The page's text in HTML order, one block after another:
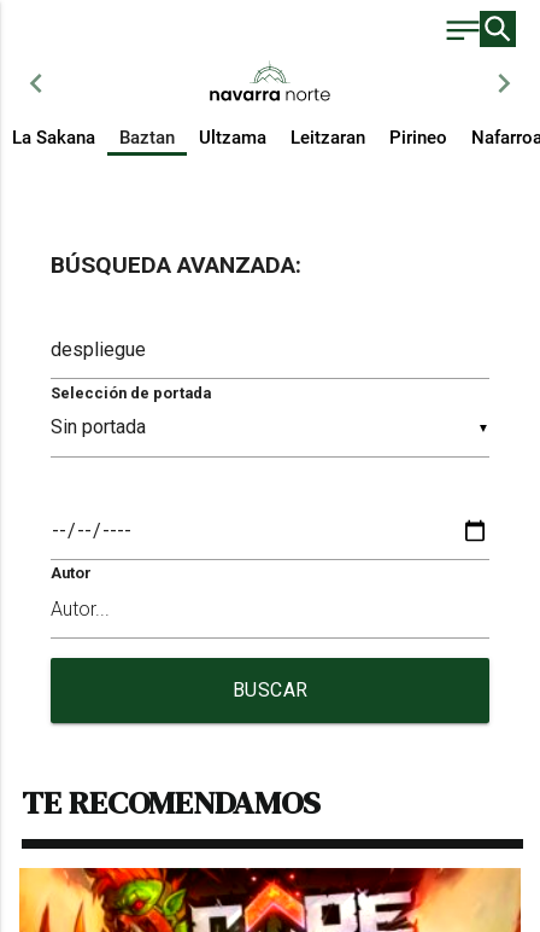
chevron_left chevron_right
La Sakana Baztan Ultzama Leitzaran Pirineo
BÚSQUEDA AVANZADA:
▼
Selección de portada
Autor
BUSCAR
TE RECOMENDAMOS